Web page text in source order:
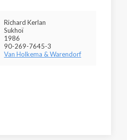
Richard Kerlan
Sukhoï
1986
90-269-7645-3
Van Holkema & Warendorf